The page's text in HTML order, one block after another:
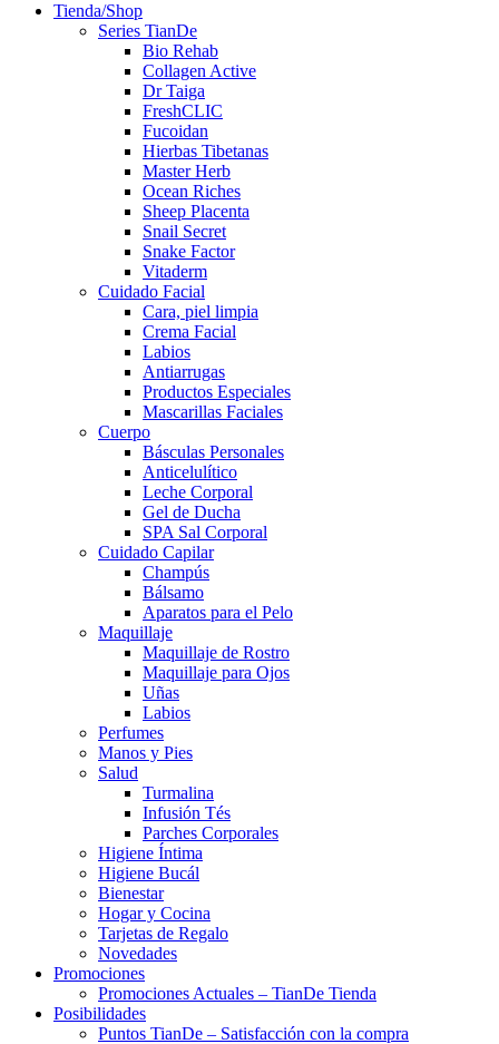
Tienda/Shop
Series TianDe
Bio Rehab
Collagen Active
Dr Taiga
FreshCLIC
Fucoidan
Hierbas Tibetanas
Master Herb
Ocean Riches
Sheep Placenta
Snail Secret
Snake Factor
Vitaderm
Cuidado Facial
Cara, piel limpia
Crema Facial
Labios
Antiarrugas
Productos Especiales
Mascarillas Faciales
Cuerpo
Básculas Personales
Anticelulítico
Leche Corporal
Gel de Ducha
SPA Sal Corporal
Cuidado Capilar
Champús
Bálsamo
Aparatos para el Pelo
Maquillaje
Maquillaje de Rostro
Maquillaje para Ojos
Uñas
Labios
Perfumes
Manos y Pies
Salud
Turmalina
Infusión Tés
Parches Corporales
Higiene Íntima
Higiene Bucál
Bienestar
Hogar y Cocina
Tarjetas de Regalo
Novedades
Promociones
Promociones Actuales – TianDe Tienda
Posibilidades
Puntos TianDe – Satisfacción con la compra